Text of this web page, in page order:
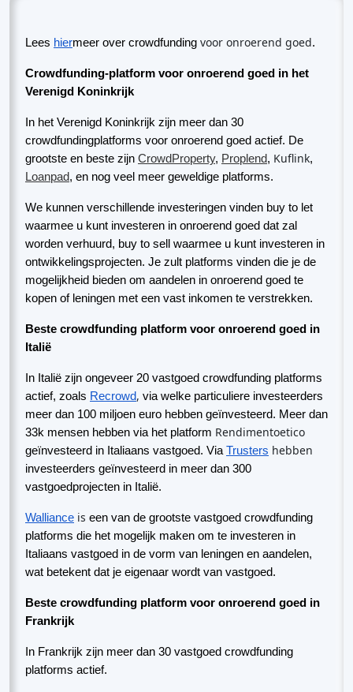
Lees hiermeer over crowdfunding voor onroerend goed.
Crowdfunding-platform voor onroerend goed in het
Verenigd Koninkrijk
In het Verenigd Koninkrijk zijn meer dan 30
crowdfundingplatforms voor onroerend goed actief. De
grootste en beste zijn CrowdProperty, Proplend, Kuflink,
Loanpad, en nog veel meer geweldige platforms.
We kunnen verschillende investeringen vinden buy to let
waarmee u kunt investeren in onroerend goed dat zal
worden verhuurd, buy to sell waarmee u kunt investeren in
ontwikkelingsprojecten. Je zult platforms vinden die je de
mogelijkheid bieden om aandelen in onroerend goed te
kopen of leningen met een vast inkomen te verstrekken.
Beste crowdfunding platform voor onroerend goed in
Italië
In Italië zijn ongeveer 20 vastgoed crowdfunding platforms
actief, zoals Recrowd, via welke particuliere investeerders
meer dan 100 miljoen euro hebben geïnvesteerd. Meer dan
33k mensen hebben via het platform Rendimentoetico
geïnvesteerd in Italiaans vastgoed. Via Trusters hebben
investeerders geïnvesteerd in meer dan 300
vastgoedprojecten in Italië.
Walliance is een van de grootste vastgoed crowdfunding
platforms die het mogelijk maken om te investeren in
Italiaans vastgoed in de vorm van leningen en aandelen,
wat betekent dat je eigenaar wordt van vastgoed.
Beste crowdfunding platform voor onroerend goed in
Frankrijk
In Frankrijk zijn meer dan 30 vastgoed crowdfunding
platforms actief.